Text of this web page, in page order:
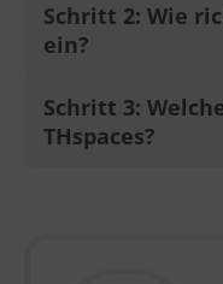
Schritt 2: Wie
ein?
Schritt 3:
THspaces?